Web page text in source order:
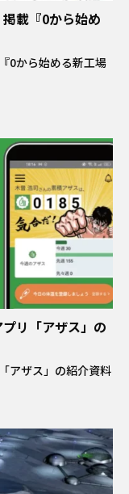
シー
載『0から始め
0から始める新工場
リ「アザス」の
アザス」の紹介資料